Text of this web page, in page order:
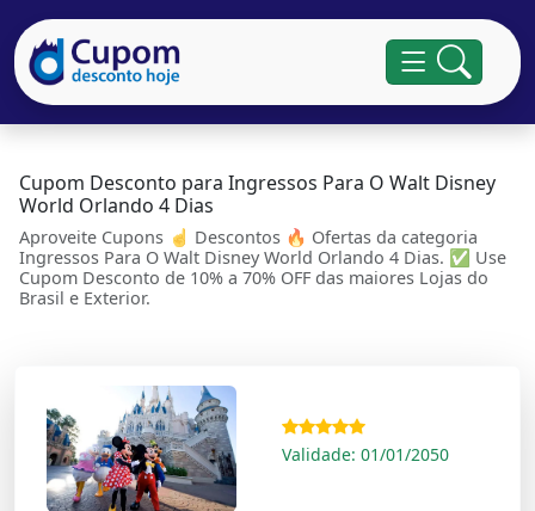
Cupom Desconto para Ingressos Para O Walt Disney
World Orlando 4 Dias
Aproveite Cupons ☝ Descontos 🔥 Ofertas da categoria
Ingressos Para O Walt Disney World Orlando 4 Dias. ✅ Use
Cupom Desconto de 10% a 70% OFF das maiores Lojas do
Brasil e Exterior.
Validade: 01/01/2050